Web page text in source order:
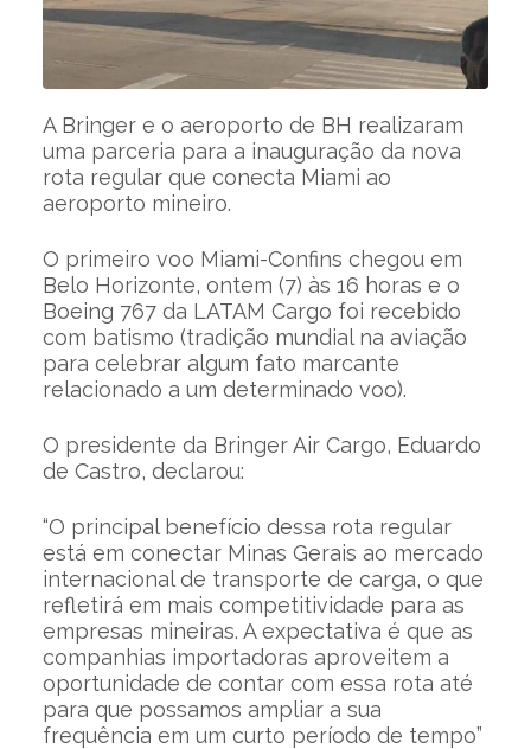
A Bringer e o aeroporto de BH realizaram
uma parceria para a inauguração da nova
rota regular que conecta Miami ao
aeroporto mineiro.
O primeiro voo Miami-Confins chegou em
Belo Horizonte, ontem (7) às 16 horas e o
Boeing 767 da LATAM Cargo foi recebido
com batismo (tradição mundial na aviação
para celebrar algum fato marcante
relacionado a um determinado voo).
O presidente da Bringer Air Cargo, Eduardo
de Castro, declarou:
“O principal benefício dessa rota regular
está em conectar Minas Gerais ao mercado
internacional de transporte de carga, o que
refletirá em mais competitividade para as
empresas mineiras. A expectativa é que as
companhias importadoras aproveitem a
oportunidade de contar com essa rota até
para que possamos ampliar a sua
frequência em um curto período de tempo”